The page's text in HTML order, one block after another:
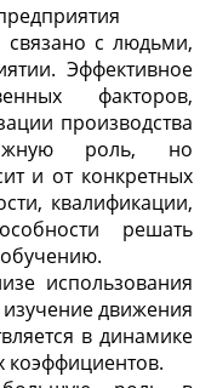
связано с людьми,
Эффективное
факторов,
производства
роль, но
и от конкретных
квалификации,
решать
использования
движения
в динамике
коэффициентов.